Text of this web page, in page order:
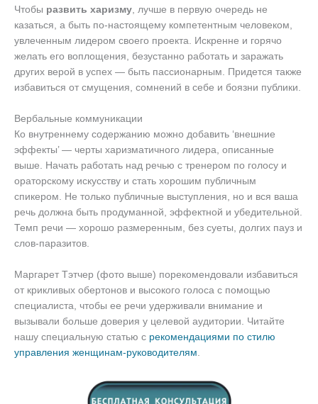
Чтобы развить харизму, лучше в первую очередь не
казаться, а быть по-настоящему компетентным человеком,
увлеченным лидером своего проекта. Искренне и горячо
желать его воплощения, безустанно работать и заражать
других верой в успех — быть пассионарным. Придется также
избавиться от смущения, сомнений в себе и боязни публики.
Вербальные коммуникации
Ко внутреннему содержанию можно добавить ‘внешние
эффекты’ — черты харизматичного лидера, описанные
выше. Начать работать над речью с тренером по голосу и
ораторскому искусству и стать хорошим публичным
спикером. Не только публичные выступления, но и вся ваша
речь должна быть продуманной, эффектной и убедительной.
Темп речи — хорошо размеренным, без суеты, долгих пауз и
слов-паразитов.
Маргарет Тэтчер (фото выше) порекомендовали избавиться
от крикливых обертонов и высокого голоса с помощью
специалиста, чтобы ее речи удерживали внимание и
вызывали больше доверия у целевой аудитории. Читайте
нашу специальную статью с рекомендациями по стилю
управления женщинам-руководителям.